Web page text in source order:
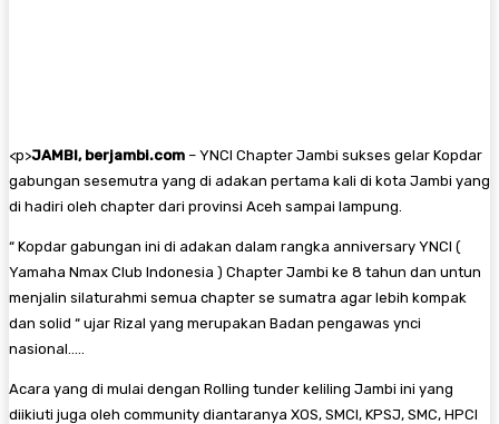
<p>JAMBI, berjambi.com – YNCI Chapter Jambi sukses gelar Kopdar
gabungan sesemutra yang di adakan pertama kali di kota Jambi yang
di hadiri oleh chapter dari provinsi Aceh sampai lampung.
“ Kopdar gabungan ini di adakan dalam rangka anniversary YNCI (
Yamaha Nmax Club Indonesia ) Chapter Jambi ke 8 tahun dan untun
menjalin silaturahmi semua chapter se sumatra agar lebih kompak
dan solid “ ujar Rizal yang merupakan Badan pengawas ynci
nasional…..
Acara yang di mulai dengan Rolling tunder keliling Jambi ini yang
diikiuti juga oleh community diantaranya XOS, SMCI, KPSJ, SMC, HPCI